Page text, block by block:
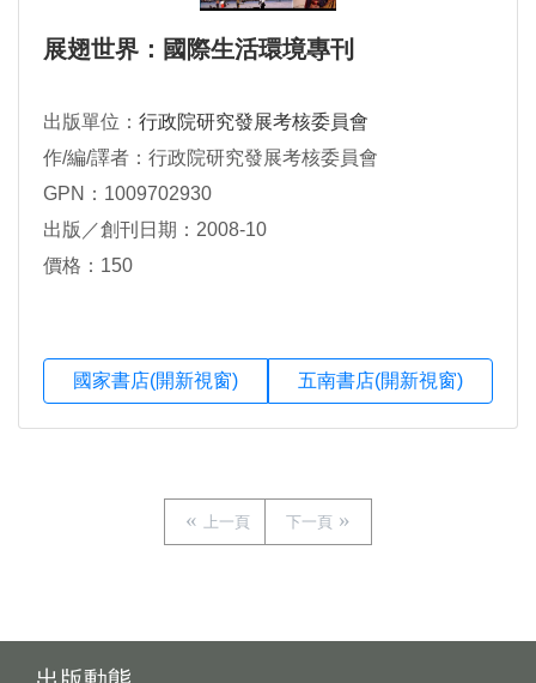
展翅世界：國際生活環境專刊
出版單位： 行政院研究發展考核委員會
作/編/譯者：行政院研究發展考核委員會
GPN：1009702930
出版／創刊日期：2008-10
價格：150
國家書店(開新視窗) 五南書店(開新視窗)
上一頁 下一頁